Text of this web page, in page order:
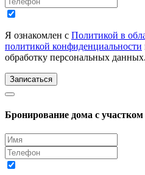
Я ознакомлен с Политикой в
политикой конфиденциальности
обработку персональных данных.
Записаться
Бронирование дома с участком